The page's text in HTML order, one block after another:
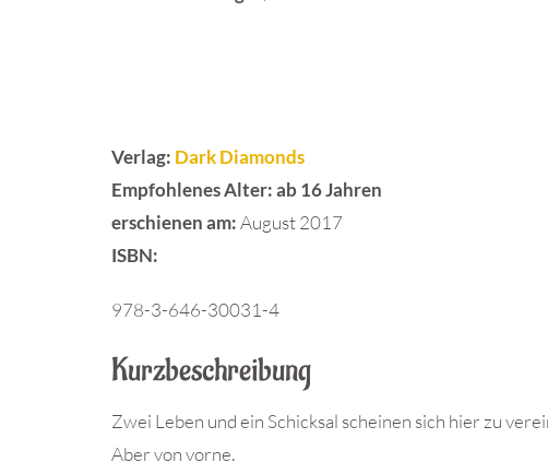
Verlag: Dark Diamonds
Empfohlenes Alter:ab 16 Jahren
erschienen am:August 2017
ISBN:
978-3-646-30031-4
Kurzbeschreibung
Zwei Leben und ein Schicksal scheinen sich hier zu
Aber von vorne.